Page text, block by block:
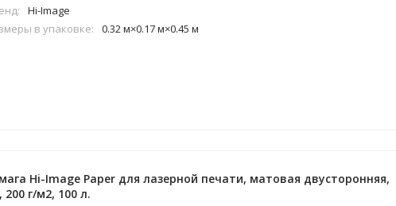
Hi-Image
в упаковке:
0.32 м×0.17 м×0.45 м
Hi-Image Paper для лазерной печати, матовая двусторонняя,
200 г/м2, 100 л.